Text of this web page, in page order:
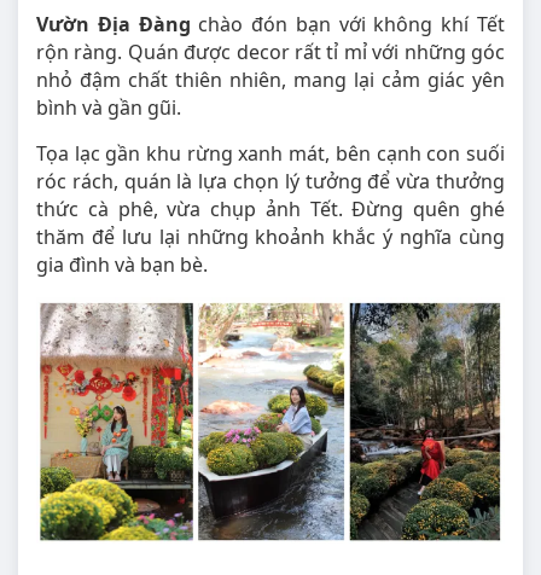
Vườn Địa Đàng chào đón bạn với không khí Tết
rộn ràng. Quán được decor rất tỉ mỉ với những góc
nhỏ đậm chất thiên nhiên, mang lại cảm giác yên
bình và gần gũi.
Tọa lạc gần khu rừng xanh mát, bên cạnh con suối
róc rách, quán là lựa chọn lý tưởng để vừa thưởng
thức cà phê, vừa chụp ảnh Tết. Đừng quên ghé
thăm để lưu lại những khoảnh khắc ý nghĩa cùng
gia đình và bạn bè.